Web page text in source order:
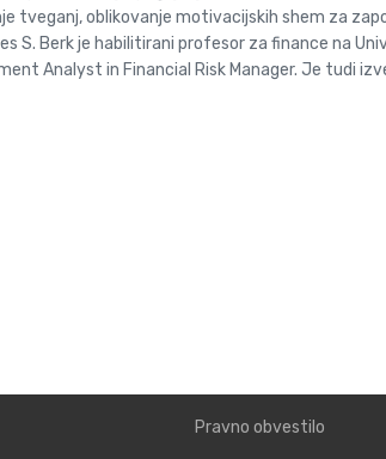
tveganj, oblikovanje motivacijskih shem za
Berk je habilitirani profesor za finance na
Analyst in Financial Risk Manager. Je tudi
Pravno obvestilo